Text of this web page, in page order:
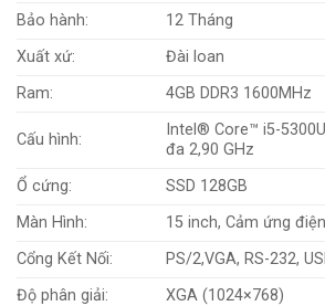
Bảo hành:
12 Tháng
Xuất xứ:
Đài loan
Ram:
4GB DDR3 1600MHz
Cấu hình:
Intel® Core™ i5-
đa 2,90 GHz
Ổ cứng:
SSD 128GB
Màn Hình:
15 inch, Cảm ứng
Cổng Kết Nối:
PS/2,VGA, RS-232,
Độ phân giải:
XGA (1024×768)